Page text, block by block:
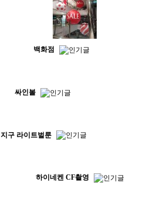
백화점
싸인볼
지구 라이트벌룬
하이네켄 CF촬영